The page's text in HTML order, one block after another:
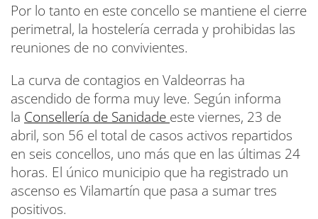
Por lo tanto en este concello se mantiene el cierre
perimetral, la hostelería cerrada y prohibidas las
reuniones de no convivientes.
La curva de contagios en Valdeorras ha
ascendido de forma muy leve. Según informa
la Consellería de Sanidade este viernes, 23 de
abril, son 56 el total de casos activos repartidos
en seis concellos, uno más que en las últimas 24
horas. El único municipio que ha registrado un
ascenso es Vilamartín que pasa a sumar tres
positivos.